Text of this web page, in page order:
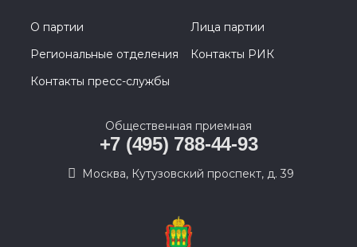
О партии
Лица партии
Региональные отделения
Контакты РИК
Контакты пресс-службы
Общественная приемная
+7 (495) 788-44-93
Москва, Кутузовский проспект, д. 39